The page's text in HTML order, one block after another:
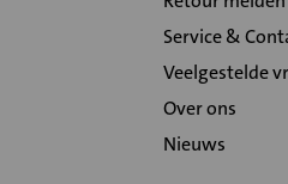
Service &
Veelgestelde
Over ons
Nieuws